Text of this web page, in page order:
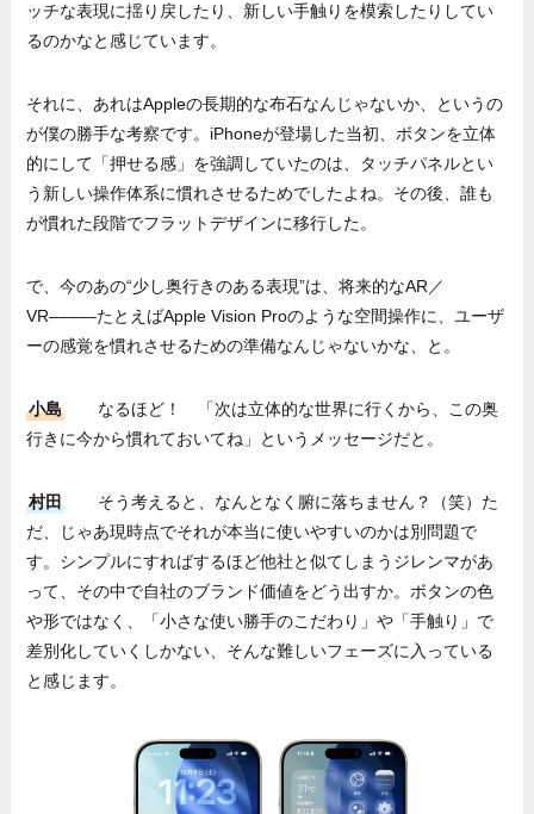
ッチな表現に揺り戻したり、新しい手触りを模索したりしてい
るのかなと感じています。
それに、あれはAppleの長期的な布石なんじゃないか、というの
が僕の勝手な考察です。iPhoneが登場した当初、ボタンを立体
的にして「押せる感」を強調していたのは、タッチパネルとい
う新しい操作体系に慣れさせるためでしたよね。その後、誰も
が慣れた段階でフラットデザインに移行した。
で、今のあの“少し奥行きのある表現”は、将来的なAR／
VR–––––たとえばApple Vision Proのような空間操作に、ユーザ
ーの感覚を慣れさせるための準備なんじゃないかな、と。
小島
なるほど！ 「次は立体的な世界に行くから、この奥
行きに今から慣れておいてね」というメッセージだと。
村田
そう考えると、なんとなく腑に落ちません？（笑）た
だ、じゃあ現時点でそれが本当に使いやすいのかは別問題で
す。シンプルにすればするほど他社と似てしまうジレンマがあ
って、その中で自社のブランド価値をどう出すか。ボタンの色
や形ではなく、「小さな使い勝手のこだわり」や「手触り」で
差別化していくしかない、そんな難しいフェーズに入っている
と感じます。